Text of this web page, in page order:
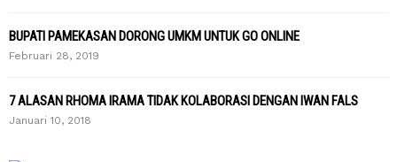
BUPATI PAMEKASAN DORONG UMKM UNTUK GO ONLINE
Februari 28, 2019
7 ALASAN RHOMA IRAMA TIDAK KOLABORASI DENGAN IWAN FALS
Januari 10, 2018